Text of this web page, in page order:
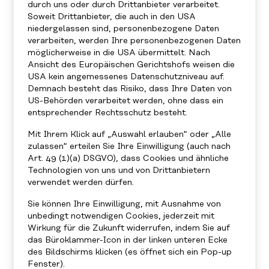
durch uns oder durch Drittanbieter verarbeitet.
Soweit Drittanbieter, die auch in den USA
niedergelassen sind, personenbezogene Daten
verarbeiten, werden Ihre personenbezogenen Daten
möglicherweise in die USA übermittelt. Nach
Ansicht des Europäischen Gerichtshofs weisen die
USA kein angemessenes Datenschutzniveau auf.
Demnach besteht das Risiko, dass Ihre Daten von
US-Behörden verarbeitet werden, ohne dass ein
entsprechender Rechtsschutz besteht.
Mit Ihrem Klick auf „Auswahl erlauben“ oder „Alle
zulassen“ erteilen Sie Ihre Einwilligung (auch nach
Art. 49 (1)(a) DSGVO), dass Cookies und ähnliche
Technologien von uns und von Drittanbietern
verwendet werden dürfen.
Sie können Ihre Einwilligung, mit Ausnahme von
unbedingt notwendigen Cookies, jederzeit mit
Wirkung für die Zukunft widerrufen, indem Sie auf
das Büroklammer-Icon in der linken unteren Ecke
des Bildschirms klicken (es öffnet sich ein Pop-up
Fenster).
WORKSHOPS
UNSERE LEBENSWELTENTRAININGS